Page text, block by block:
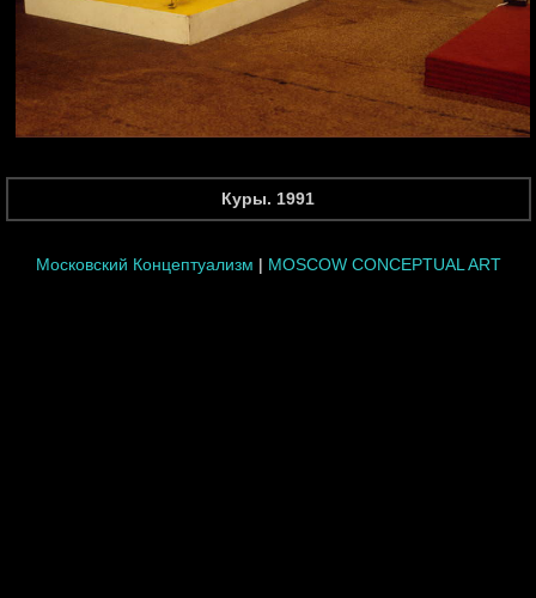
Куры. 1991
Московский Концептуализм | MOSCOW CONCEPTUAL ART